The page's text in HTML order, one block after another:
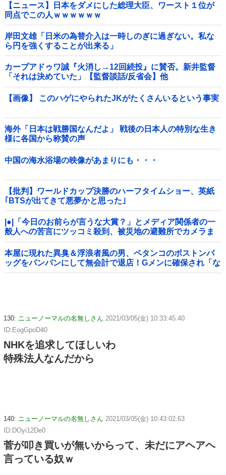
【ニュース】日本をダメにした総理大臣、ワースト１位が
同点でこの人ｗｗｗｗｗｗ
岸田文雄「日米の為替介入は一時しのぎに過ぎない。私な
ら円を強くすることが出来る」
カープアドゥワ誠『火消し→12回続投』に賛否。新井監督
「それは決めていた」【監督談話/反省会】他
【画像】 このハゲにやられたJKがたくさんいるという事実
海外「日本は戦勝国なんだよ」 戦後の日本人の特別な生き
様に各国から称賛の声
中国の海水浴場の映像があまりにも・・・
【批判】ワールドカップ決勝のハーフタイムショー、英紙
｢BTSが出てきて悪夢かと思った｣
|●|「今日のお前らが言うな大賞？」とメディア関係者の一
般人への苦言にツッコミ殺到、被災地の避難所でカメラま
わすのは……
本屋に現れた異臭＆浮浪者風の男、ペタンコのボストンバ
ッグをパンパンにして無会計で退店！Gメンに確保され「な
んで？」と本気で困惑ｗｗｗ
130: ニューノーマルの名無しさん 2021/03/05(金) 10:33:45.40
ID:EogGpoD40
NHKを追求してほしいわ
特殊法人なんだから
140: ニューノーマルの名無しさん 2021/03/05(金) 10:43:02.63
ID:DOyi12De0
菅が叩き買いが無いからって、未だにアヘアヘ
言っている奴ｗ